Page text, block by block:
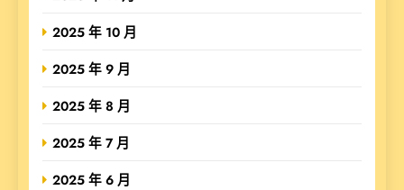
2025 年 10 月
2025 年 9 月
2025 年 8 月
2025 年 7 月
2025 年 6 月